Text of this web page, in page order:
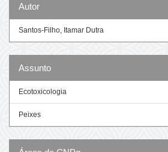
Autor
Santos-Filho, Itamar Dutra
Assunto
Ecotoxicologia
Peixes